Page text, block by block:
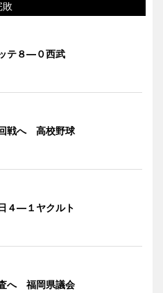
敗
テ８―０西武
戦へ 高校野球
４―１ヤクルト
へ 福岡県議会